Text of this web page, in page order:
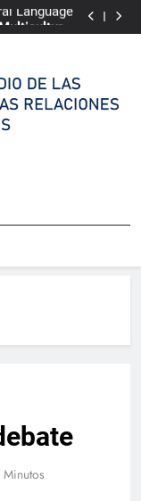
of Almería
ePRI4ALL
of Almería
ePRI4ALL
Y Las Relaciones